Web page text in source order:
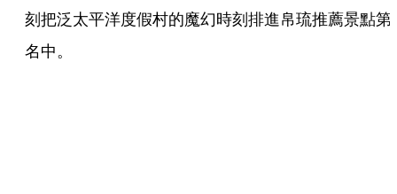
刻把泛太平洋度假村的魔幻時刻排進帛琉推薦景點第
名中。